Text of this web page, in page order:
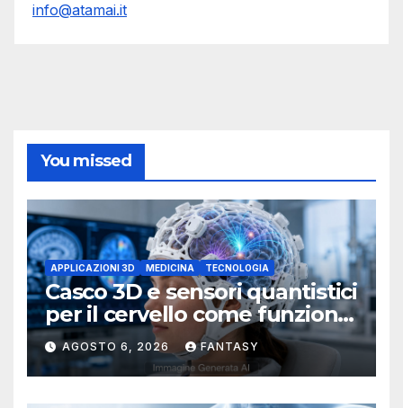
info@atamai.it
You missed
APPLICAZIONI 3D MEDICINA TECNOLOGIA
Casco 3D e sensori quantistici
per il cervello come funziona
l’OPM-MEG
AGOSTO 6, 2026 FANTASY